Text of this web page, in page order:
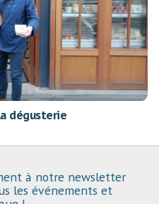
dégusterie
à notre newsletter
les événements et